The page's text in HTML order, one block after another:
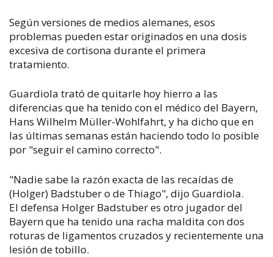
Según versiones de medios alemanes, esos
problemas pueden estar originados en una dosis
excesiva de cortisona durante el primera
tratamiento.
Guardiola trató de quitarle hoy hierro a las
diferencias que ha tenido con el médico del Bayern,
Hans Wilhelm Müller-Wohlfahrt, y ha dicho que en
las últimas semanas están haciendo todo lo posible
por "seguir el camino correcto".
"Nadie sabe la razón exacta de las recaídas de
(Holger) Badstuber o de Thiago", dijo Guardiola.
El defensa Holger Badstuber es otro jugador del
Bayern que ha tenido una racha maldita con dos
roturas de ligamentos cruzados y recientemente una
lesión de tobillo.